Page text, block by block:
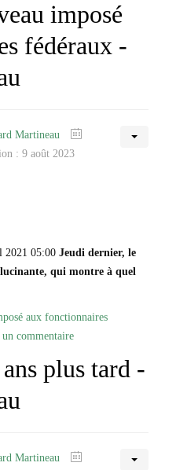
imposé
fédéraux -
Martineau
: 9 août 2023
2021 05:00 Jeudi dernier, le
qui montre à quel
aux fonctionnaires
commentaire
plus tard -
Martineau